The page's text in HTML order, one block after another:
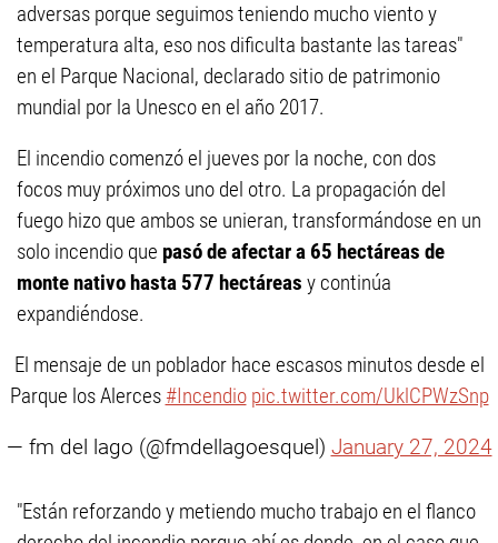
adversas porque seguimos teniendo mucho viento y
temperatura alta, eso nos dificulta bastante las tareas"
en el Parque Nacional, declarado sitio de patrimonio
mundial por la Unesco en el año 2017.
El incendio comenzó el jueves por la noche, con dos
focos muy próximos uno del otro. La propagación del
fuego hizo que ambos se unieran, transformándose en un
solo incendio que pasó de afectar a 65 hectáreas de
monte nativo hasta 577 hectáreas y continúa
expandiéndose.
El mensaje de un poblador hace escasos minutos desde el
Parque los Alerces #Incendio pic.twitter.com/UklCPWzSnp
— fm del lago (@fmdellagoesquel) January 27, 2024
"Están reforzando y metiendo mucho trabajo en el flanco